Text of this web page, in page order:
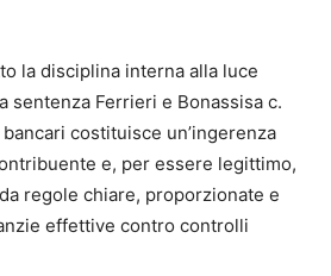
la disciplina interna alla luce
sentenza Ferrieri e Bonassisa c.
bancari costituisce un’ingerenza
e, per essere legittimo,
regole chiare, proporzionate e
effettive contro controlli